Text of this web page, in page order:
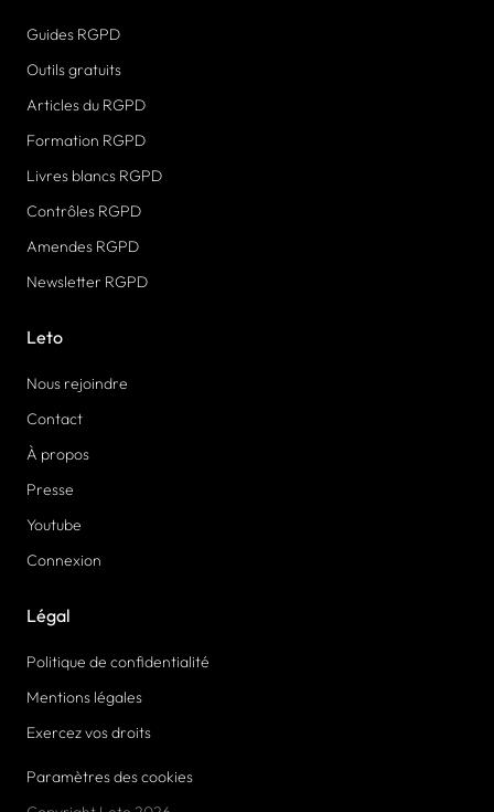
Guides RGPD
Outils gratuits
Articles du RGPD
Formation RGPD
Livres blancs RGPD
Contrôles RGPD
Amendes RGPD
Newsletter RGPD
Leto
Nous rejoindre
Contact
À propos
Presse
Youtube
Connexion
Légal
Politique de confidentialité
Mentions légales
Exercez vos droits
Paramètres des cookies